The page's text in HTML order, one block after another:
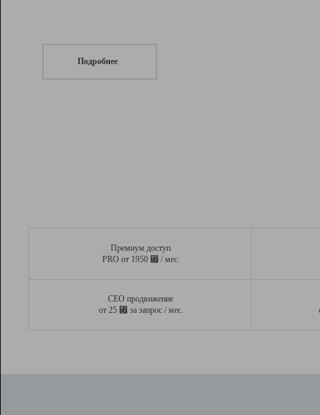
Подробнее
Премиум доступ
PRO от 1950 ⃏ / мес.
СЕО продвижение
от 25 ⃏ за запрос / мес.